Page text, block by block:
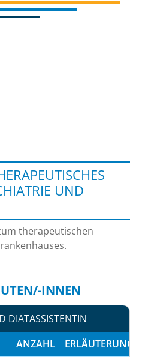
UND
therapeutischen
INNEN
DIÄTASSISTENTIN
ANZAHL
ERLÄUTERUNG